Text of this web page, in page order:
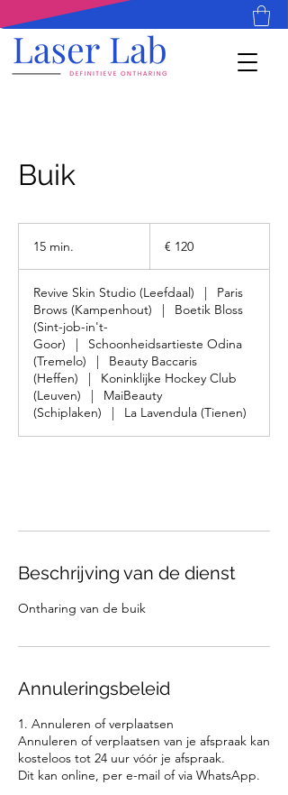
Buik
15 min.
i
n
.
€ 120
Revive Skin Studio (Leefdaal) |
Paris
Brows (Kampenhout)
|
Boetik Bloss
(Sint-job-in't-
Goor)
|
Schoonheidsartieste Odina
(Tremelo)
|
Beauty Baccaris
(Heffen)
|
Koninklijke Hockey Club
(Leuven)
|
MaiBeauty
(Schiplaken)
| La Lavendula (Tienen)
Beschrijving van de dienst
Ontharing van de buik
Annuleringsbeleid
1. Annuleren of verplaatsen
Annuleren of verplaatsen van je afspraak kan
kosteloos tot 24 uur vóór je afspraak.
Dit kan online, per e-mail of via WhatsApp.